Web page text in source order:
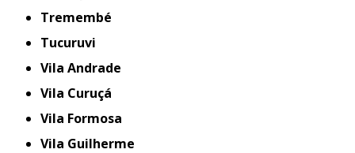
Tremembé
Tucuruvi
Vila Andrade
Vila Curuçá
Vila Formosa
Vila Guilherme